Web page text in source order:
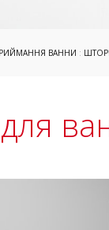
ВАННИ :